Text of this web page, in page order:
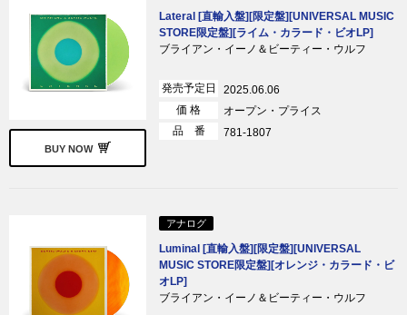
BUY NOW
Lateral [直輸入盤][限定盤][UNIVERSAL MUSIC
STORE限定盤][ライム・カラード・ビオLP]
ブライアン・イーノ＆ビーティー・ウルフ
発売予定日
2025.06.06
価 格
オープン・プライス
品 番
781-1807
アナログ
Luminal [直輸入盤][限定盤][UNIVERSAL
MUSIC STORE限定盤][オレンジ・カラード・ビ
オLP]
ブライアン・イーノ＆ビーティー・ウルフ